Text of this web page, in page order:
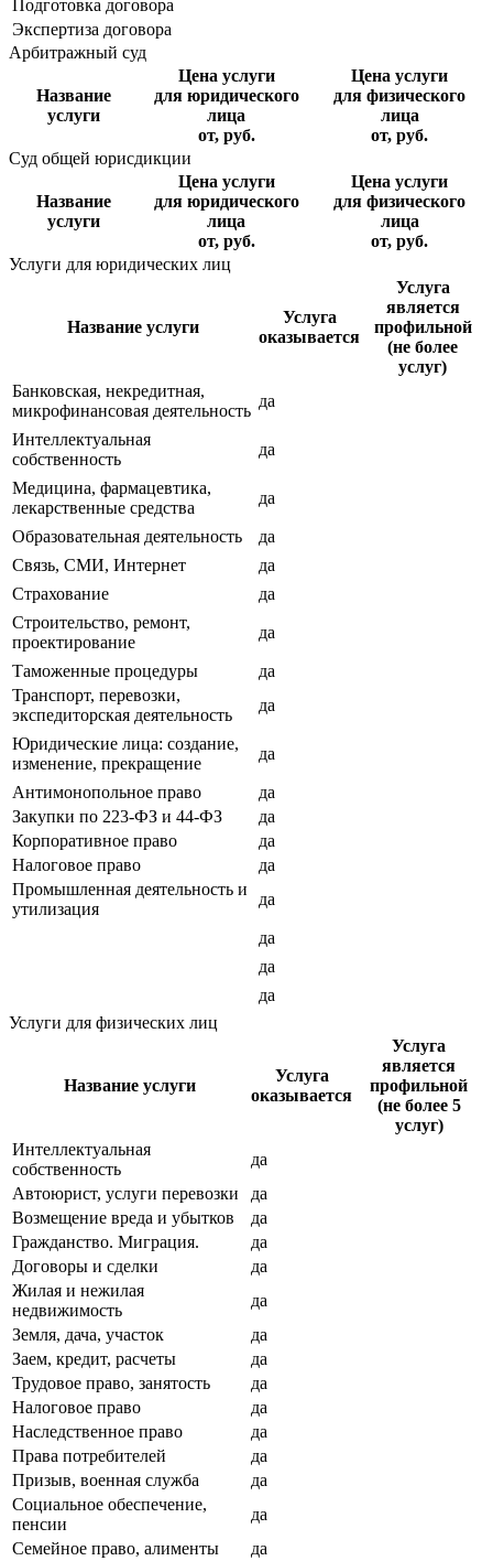
Подготовка договора
Экспертиза договора
Арбитражный суд
Название
услуги
Цена услуги
для юридического
лица
от, руб.
Цена услуги
для физического
лица
от, руб.
Суд общей юрисдикции
Название
услуги
Цена услуги
для юридического
лица
от, руб.
Цена услуги
для физического
лица
от, руб.
Услуги для юридических лиц
Название услуги
Услуга
оказывается
Услуга
является
профильной
(не более
услуг)
Банковская, некредитная,
микрофинансовая деятельность
да
Интеллектуальная
собственность
да
Медицина, фармацевтика,
лекарственные средства
да
Образовательная деятельность
да
Связь, СМИ, Интернет
да
Страхование
да
Строительство, ремонт,
проектирование
да
Таможенные процедуры
да
Транспорт, перевозки,
экспедиторская деятельность
да
Юридические лица: создание,
изменение, прекращение
да
Антимонопольное право
да
Закупки по 223-ФЗ и 44-ФЗ
да
Корпоративное право
да
Налоговое право
да
Промышленная деятельность и
утилизация
да
да
да
да
Услуги для физических лиц
Название услуги
Услуга
оказывается
Услуга
является
профильной
(не более 5
услуг)
Интеллектуальная
собственность
да
Автоюрист, услуги перевозки
да
Возмещение вреда и убытков
да
Гражданство. Миграция.
да
Договоры и сделки
да
Жилая и нежилая
недвижимость
да
Земля, дача, участок
да
Заем, кредит, расчеты
да
Трудовое право, занятость
да
Налоговое право
да
Наследственное право
да
Права потребителей
да
Призыв, военная служба
да
Социальное обеспечение,
пенсии
да
Семейное право, алименты
да